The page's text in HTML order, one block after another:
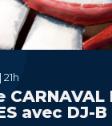
21h
CARNAVAL
avec DJ-B